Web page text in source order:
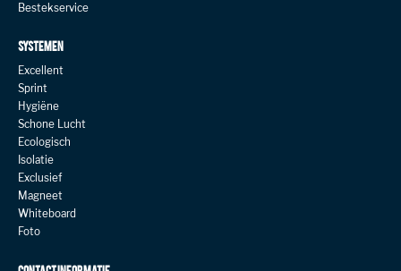
Bestekservice
SYSTEMEN
Excellent
Sprint
Hygiëne
Schone Lucht
Ecologisch
Isolatie
Exclusief
Magneet
Whiteboard
Foto